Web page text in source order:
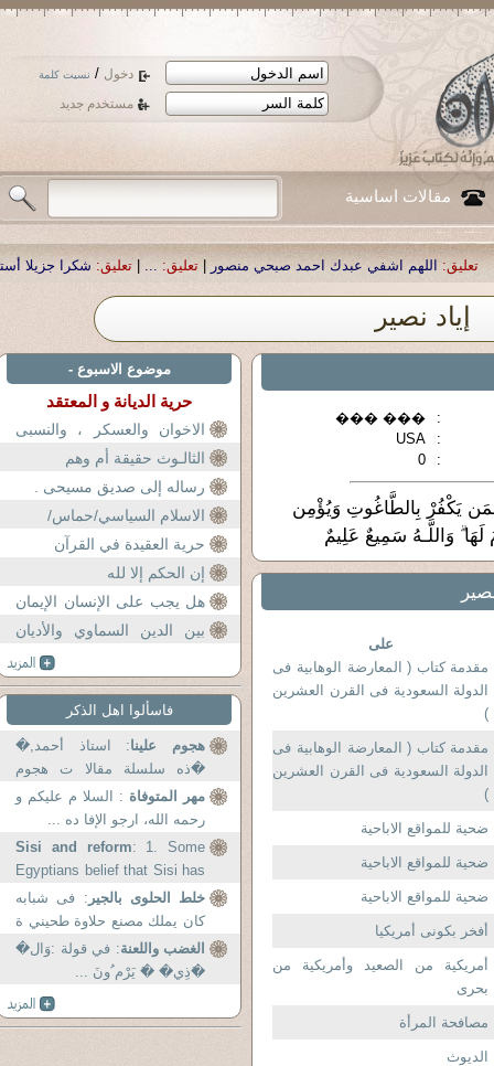
دخول / نسيت كلمة
مستخدم جديد
مقالات اساسية
عبدك احمد صبحي منصور|تعليق: ...
|تعليق: شكرا جزيلا أستاذ حمد الحمد
إياد نصير
:
��� ���
:
USA
:
0
يَكْفُرْ بِالطَّاغُوتِ وَيُؤْمِن
وَاللَّـهُ سَمِيعٌ عَلِيمٌ
على
مقدمة كتاب ( المعارضة الوهابية فى
الدولة السعودية فى القرن العشرين
)
مقدمة كتاب ( المعارضة الوهابية فى
الدولة السعودية فى القرن العشرين
)
ضحية للمواقع الاباحية
ضحية للمواقع الاباحية
ضحية للمواقع الاباحية
أفخر بكونى أمريكيا
أمريكية من الصعيد وأمريكية من
بحرى
مصافحة المرأة
الديوث
موضوع الاسبوع -
حرية الديانة و المعتقد
الاخوان والعسكر ، والنسبى
والمطلق
الثالـوث حقيقة أم وهم
رساله إلى صديق مسيحى .
الاسلام السياسي/حماس/
حرية العقيدة في القرآن
إن الحكم إلا لله
هل يجب على الإنسان الإيمان
بكل ما يسمع أو يقرأ ..؟؟
بين الدين السماوي والأديان
فاسألوا اهل الذكر
هجوم علينا: استاذ أحمد,�
�ذه سلسلة مقالا ت هجوم
علي...
مهر المتوفاة : السلا م عليكم و
رحمه الله، ارجو الإفا ده ...
Sisi and reform: 1. Some
Egyptians belief that Sisi has
become a murtadd with that
speech earlier this...
خلط الحلوى بالجير : فى شبابه
كان يملك مصنع حلاوة طحيني ة
وكان...
الغضب واللعنة: في قولة :وَال�
�َذِي� �َ يَرْم ُونَ ...